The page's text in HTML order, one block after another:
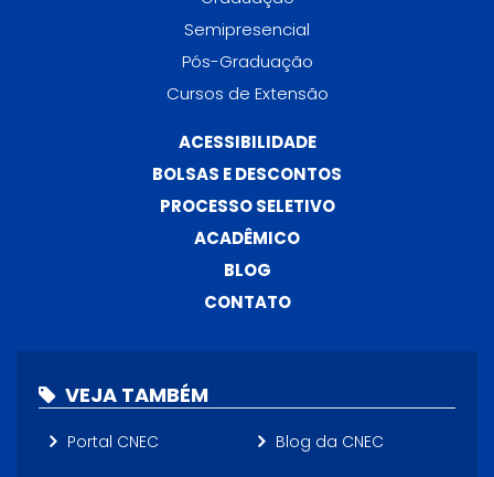
Semipresencial
Pós-Graduação
Cursos de Extensão
ACESSIBILIDADE
BOLSAS E DESCONTOS
PROCESSO SELETIVO
ACADÊMICO
BLOG
CONTATO
VEJA TAMBÉM
Portal CNEC Blog da CNEC